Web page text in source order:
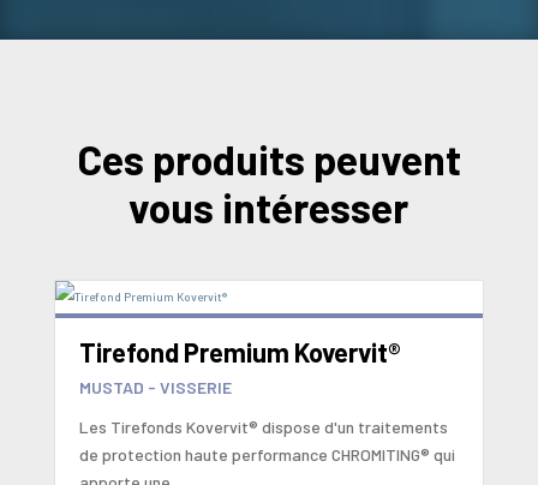
Ces produits peuvent
vous intéresser
Tirefond Premium Kovervit®
MUSTAD - VISSERIE
Les Tirefonds Kovervit® dispose d'un traitements
de protection haute performance CHROMITING® qui